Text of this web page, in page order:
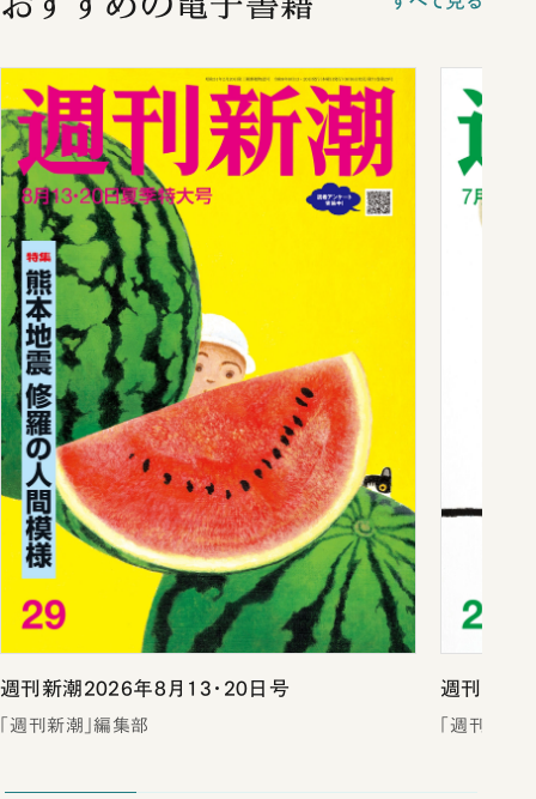
週刊新潮2026年8月13・20日号
「週刊新潮」編集部
週刊新潮
「週刊新潮